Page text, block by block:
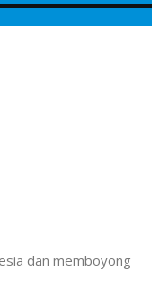
dan memboyong